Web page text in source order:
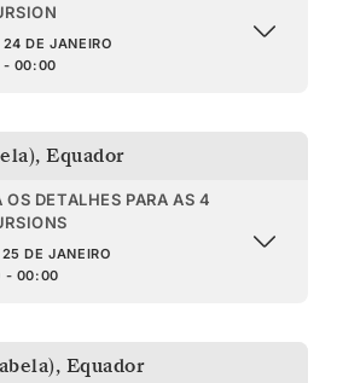
DE JANEIRO
- 00:00
, Equador
OS DETALHES PARA AS 4
DE JANEIRO
- 00:00
, Equador